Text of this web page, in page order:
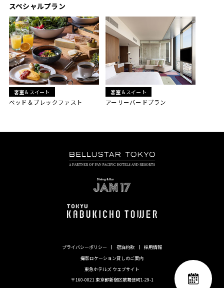
スペシャルプラン
客室＆スイート
ベッド＆ブレックファスト
客室＆スイート
アーリーバードプラン
プライバシーポリシー 宿泊約款
採用情報
撮影ロケーション貸しのご案内
東急ホテルズ ウェブサイト
〒160-0021 東京都新宿区歌舞伎町1-29-1